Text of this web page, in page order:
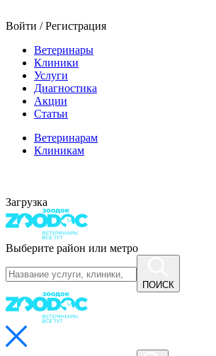
Войти / Регистрация
Ветеринары
Клиники
Услуги
Диагностика
Акции
Статьи
Ветеринарам
Клиникам
Загрузка
Выберите район или метро
ПОИСК